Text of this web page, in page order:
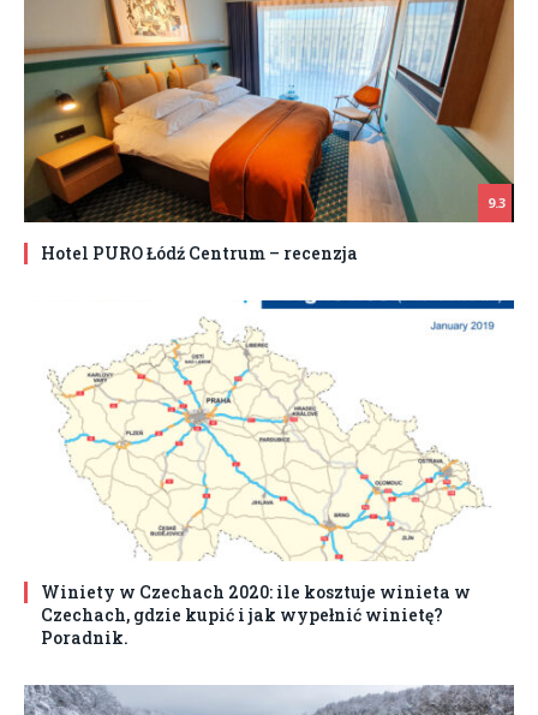
9.3
Hotel PURO Łódź Centrum – recenzja
Winiety w Czechach 2020: ile kosztuje winieta w
Czechach, gdzie kupić i jak wypełnić winietę?
Poradnik.